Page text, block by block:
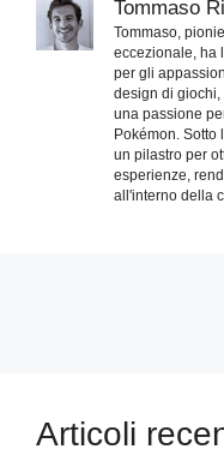
Tommaso
Tommaso,
eccezionale, ha
per gli
design di giochi,
una passione
Pokémon. Sotto
un pilastro per
esperienze,
all'interno della
Articoli